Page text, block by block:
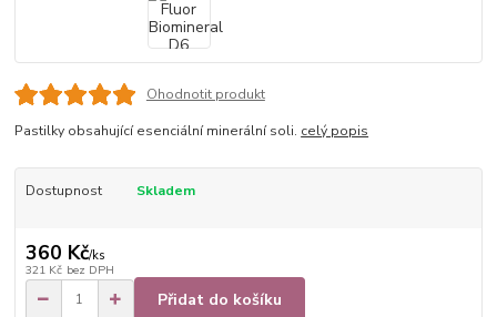
Ohodnotit produkt
Pastilky obsahující esenciální minerální soli. celý popis
Dostupnost Skladem
360 Kč/ks
321 Kč bez DPH
Přidat do košíku